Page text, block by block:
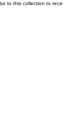
to this collection to